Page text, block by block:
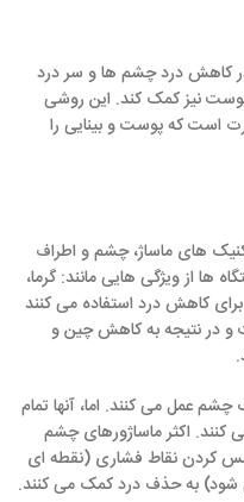
کاهش درد چشم ها و سر درد
پوست نیز کمک کند. این روشی
است که پوست و بینایی را
های ماساژ، چشم و اطراف
ها از ویژگی هایی مانند: گرما،
کاهش درد استفاده می کنند
و در نتیجه به کاهش چین و
عمل می کنند. اما، آنها تمام
اکثر ماساژورهای چشم
کردن نقاط فشاری (نقطه ای
به حذف درد کمک می کنند.